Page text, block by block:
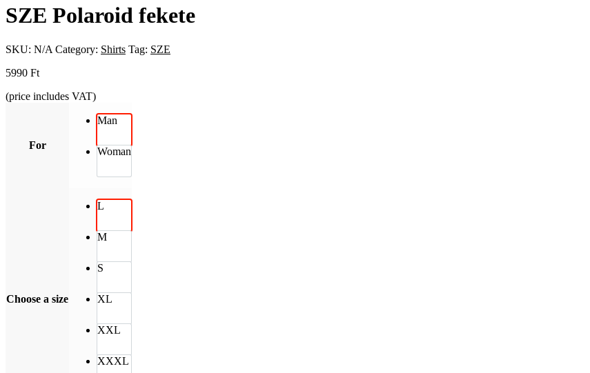
SZE Polaroid fekete
SKU: N/A Category: Shirts Tag: SZE
5990 Ft
(price includes VAT)
For
Man
Woman
Choose a size
L
M
S
XL
XXL
XXXL